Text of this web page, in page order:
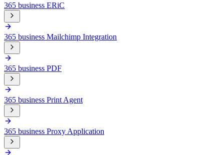
365 business ERiC
365 business Mailchimp Integration
365 business PDF
365 business Print Agent
365 business Proxy Application